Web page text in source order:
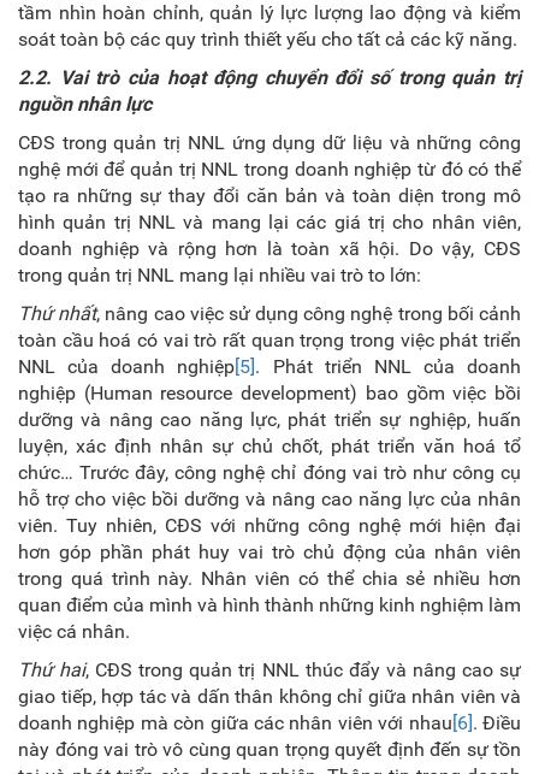
tầm nhìn hoàn chỉnh, quản lý lực lượng lao động và kiểm
soát toàn bộ các quy trình thiết yếu cho tất cả các kỹ năng.
2.2. Vai trò của hoạt động chuyển đổi số trong quản trị
nguồn nhân lực
CĐS trong quản trị NNL ứng dụng dữ liệu và những công
nghệ mới để quản trị NNL trong doanh nghiệp từ đó có thể
tạo ra những sự thay đổi căn bản và toàn diện trong mô
hình quản trị NNL và mang lại các giá trị cho nhân viên,
doanh nghiệp và rộng hơn là toàn xã hội. Do vậy, CĐS
trong quản trị NNL mang lại nhiều vai trò to lớn:
Thứ nhất, nâng cao việc sử dụng công nghệ trong bối cảnh
toàn cầu hoá có vai trò rất quan trọng trong việc phát triển
NNL của doanh nghiệp[5]. Phát triển NNL của doanh
nghiệp (Human resource development) bao gồm việc bồi
dưỡng và nâng cao năng lực, phát triển sự nghiệp, huấn
luyện, xác định nhân sự chủ chốt, phát triển văn hoá tổ
chức… Trước đây, công nghệ chỉ đóng vai trò như công cụ
hỗ trợ cho việc bồi dưỡng và nâng cao năng lực của nhân
viên. Tuy nhiên, CĐS với những công nghệ mới hiện đại
hơn góp phần phát huy vai trò chủ động của nhân viên
trong quá trình này. Nhân viên có thể chia sẻ nhiều hơn
quan điểm của mình và hình thành những kinh nghiệm làm
việc cá nhân.
Thứ hai, CĐS trong quản trị NNL thúc đẩy và nâng cao sự
giao tiếp, hợp tác và dấn thân không chỉ giữa nhân viên và
doanh nghiệp mà còn giữa các nhân viên với nhau[6]. Điều
này đóng vai trò vô cùng quan trọng quyết định đến sự tồn